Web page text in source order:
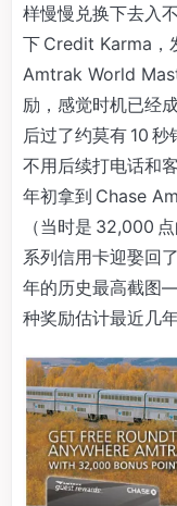
样慢慢兑换下去入
下 Credit Karma，
Amtrak World
励，感觉时机已经
后过了约莫有 10
不用后续打电话和
年初拿到 Chase
（当时是 32,000
系列信用卡迎娶回
年的历史最高截图
种奖励估计最近几